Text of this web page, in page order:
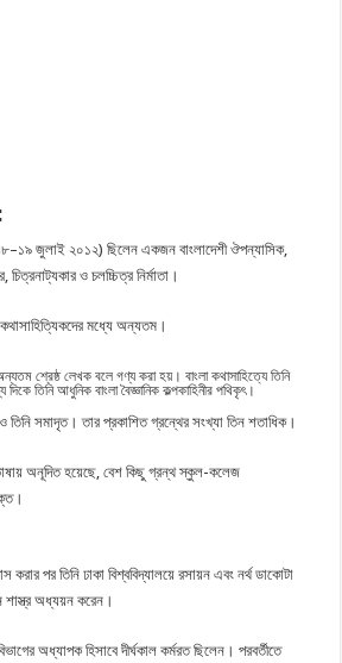
জুলাই ২০১২) ছিলেন একজন বাংলাদেশী ঔপন্যাসিক,
চিত্রনাট্যকার ও চলচ্চিত্র নির্মাতা।
কথাসাহিত্যিকদের মধ্যে অন্যতম।
অন্যতম শ্রেষ্ঠ লেখক বলে গণ্য করা হয়। বাংলা কথাসাহিত্যে তিনি
তিনি আধুনিক বাংলা বৈজ্ঞানিক কল্পকাহিনীর পথিকৃৎ।
তিনি সমাদৃত। তার প্রকাশিত গ্রন্থের সংখ্যা তিন শতাধিক।
অনূদিত হয়েছে, বেশ কিছু গ্রন্থ স্কুল-কলেজ
করার পর তিনি ঢাকা বিশ্ববিদ্যালয়ে রসায়ন এবং নর্থ ডাকোটা
শাস্ত্র অধ্যয়ন করেন।
অধ্যাপক হিসাবে দীর্ঘকাল কর্মরত ছিলেন। পরবর্তীতে